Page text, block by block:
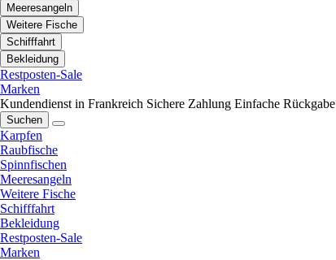
Meeresangeln
Weitere Fische
Schifffahrt
Bekleidung
Restposten-Sale
Marken
Kundendienst in Frankreich Sichere Zahlung Einfache Rückgabe
Suchen
Karpfen
Raubfische
Spinnfischen
Meeresangeln
Weitere Fische
Schifffahrt
Bekleidung
Restposten-Sale
Marken